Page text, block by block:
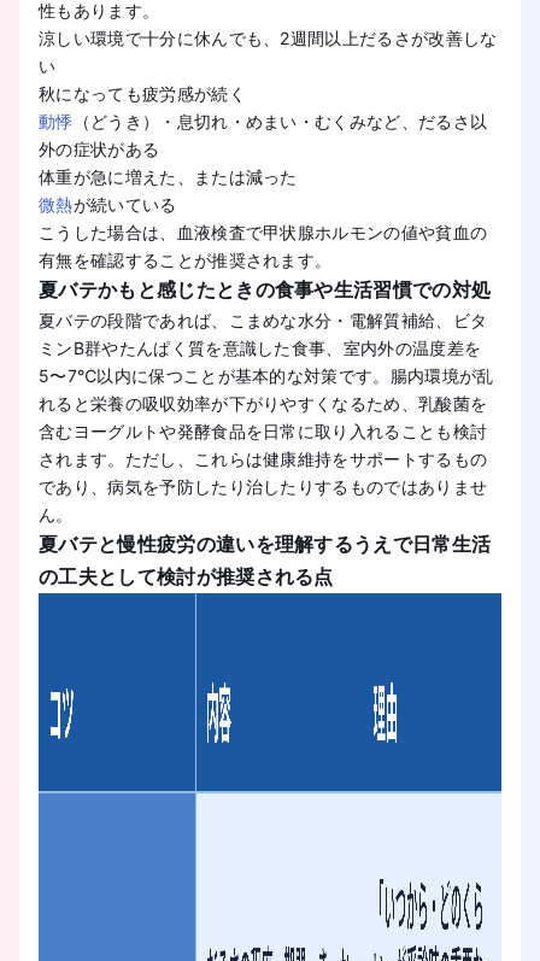
性もあります。
涼しい環境で十分に休んでも、2週間以上だるさが改善しな
い
秋になっても疲労感が続く
動悸 （どうき）・息切れ・めまい・むくみなど、だるさ以
外の症状がある
体重が急に増えた、または減った
微熱が続いている
こうした場合は、血液検査で甲状腺ホルモンの値や貧血の
有無を確認することが推奨されます。
夏バテかもと感じたときの食事や生活習慣での対処
夏バテの段階であれば、こまめな水分・電解質補給、ビタ
ミンB群やたんぱく質を意識した食事、室内外の温度差を
5〜7℃以内に保つことが基本的な対策です。腸内環境が乱
れると栄養の吸収効率が下がりやすくなるため、乳酸菌を
含むヨーグルトや発酵食品を日常に取り入れることも検討
されます。ただし、これらは健康維持をサポートするもの
であり、病気を予防したり治したりするものではありませ
ん。
夏バテと慢性疲労の違いを理解するうえで日常生活
の工夫として検討が推奨される点